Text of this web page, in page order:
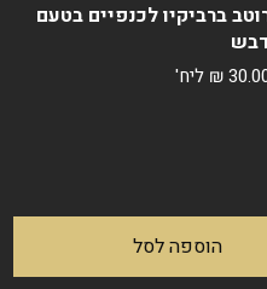
ברביקיו לכנפיים בטעם
₪ ליח'
הוספה לסל